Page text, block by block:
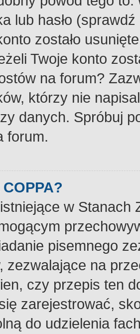
lub hasło
zostało
Twoje konto
na forum?
którzy nie
danych. Spróbuj
forum.
w Stanach
pisemnego
zezwalające na
czy przepis ten
zarejestrować,
do udzielenia